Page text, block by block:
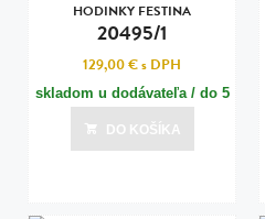
HODINKY FESTINA
20495/1
129,00 €s DPH
skladom u dodávateľa / do 5
dní
Posledná aktualizácia dnes o 14:00
DO KOŠÍKA